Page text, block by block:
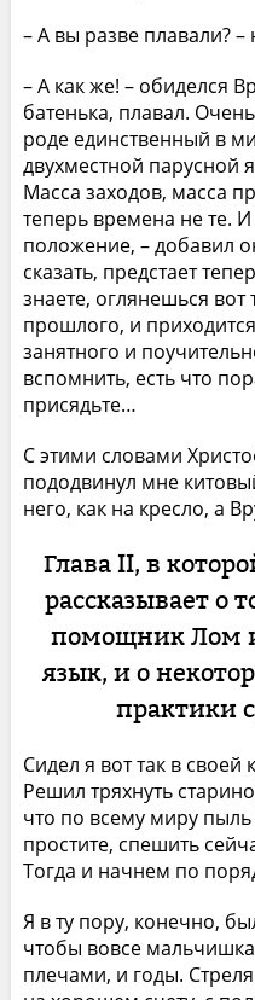
– А вы разве плавали?
– А как же! – обиделся
батенька, плавал.
роде единственный в
двухместной парусной
Масса заходов, масса
теперь времена не те.
положение, – добавил
сказать, предстает
знаете, оглянешься вот
прошлого, и
занятного и
вспомнить, есть что
присядьте…
С этими словами
пододвинул мне
него, как на кресло, а
Глава II, в
рассказывает о
помощник Лом
язык, и о
практики
Сидел я вот так в своей
Решил тряхнуть
что по всему миру
простите, спешить
Тогда и начнем по
Я в ту пору, конечно,
чтобы вовсе
плечами, и годы.